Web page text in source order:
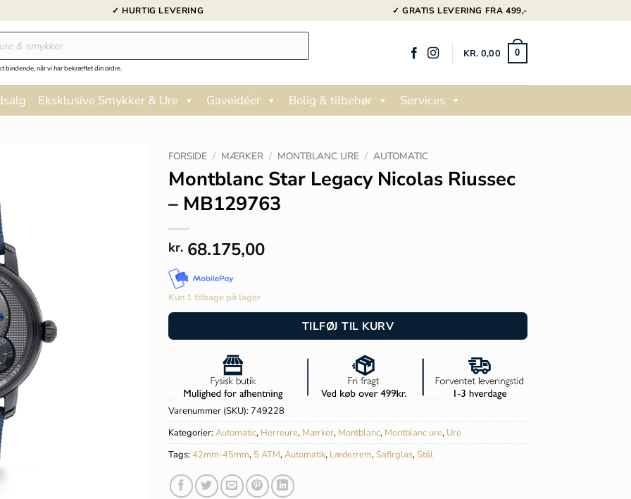
✓ HURTIG LEVERING ✓ GRATIS LEVERING FRA 499,-
bindende, når vi har bekræftet din ordre.
KR. 0,00 0
Eksklusive Smykker & Ure Gaveidéer Bolig & tilbehør Services
FORSIDE / MÆRKER / MONTBLANC URE / AUTOMATIC
Montblanc Star Legacy Nicolas Riussec
– MB129763
kr. 68.175,00
Kun 1 tilbage på lager
TILFØJ TIL KURV
Varenummer (SKU):749228
Kategorier:Automatic, Herreure, Mærker, Montblanc, Montblanc ure, Ure
Tags:42mm-45mm, 5 ATM,Automatik, Læderrem, Safirglas, Stål